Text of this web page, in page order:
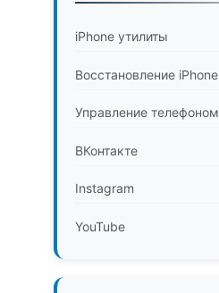
iPhone утилиты
Восстановление iPhone
Управление телефоном
ВКонтакте
Instagram
YouTube